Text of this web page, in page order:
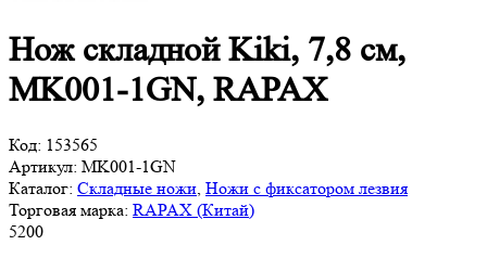
Нож складной Kiki, 7,8 см,
MK001-1GN, RAPAX
Код: 153565
Артикул: MK001-1GN
Каталог: Складные ножи Ножи с фиксатором лезвия
Торговая марка: RAPAX (Китай)
5200